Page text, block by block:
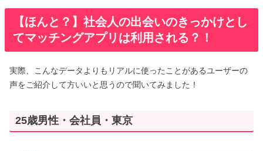
【ほんと？】社会人の出会いのきっかけとし
てマッチングアプリは利用される？！
実際、こんなデータよりもリアルに使ったことがあるユーザーの
声をご紹介して方いいと思うので聞いてみました！
25歳男性・会社員・東京